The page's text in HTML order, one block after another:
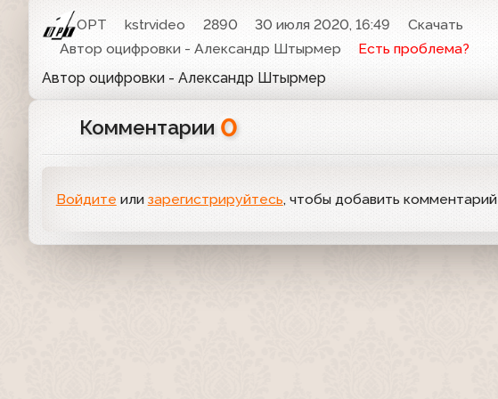
ОРТ kstrvideo 2890 30 июля 2020, 16:49
Скачать
Автор оцифровки - Александр Штырмер
Есть проблема?
Автор оцифровки - Александр Штырмер
Комментарии 0
Войдите или зарегистрируйтесь, чтобы добавить комментарий